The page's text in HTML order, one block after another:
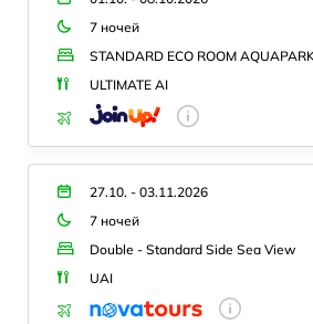
7 ночей
STANDARD ECO ROOM
ULTIMATE AI
27.10. - 03.11.2026
7 ночей
Double - Standard Side Sea View
UAI